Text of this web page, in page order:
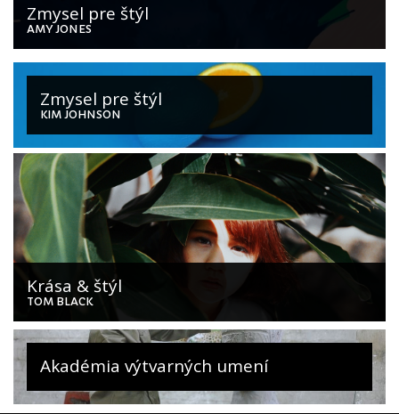
Zmysel pre štýl
AMY JONES
Zmysel pre štýl
KIM JOHNSON
Krása & štýl
TOM BLACK
Akadémia výtvarných umení